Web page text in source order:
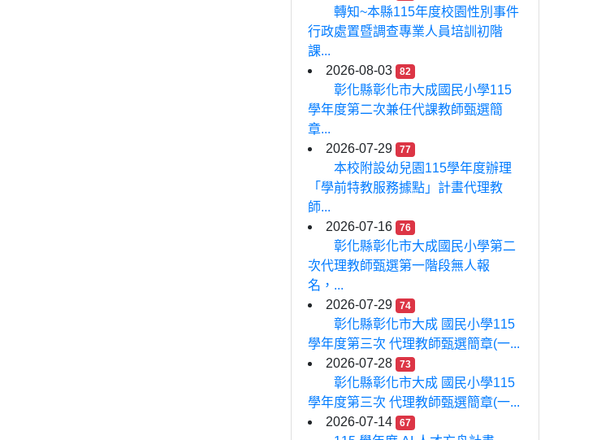
轉知~本縣115年度校園性別事件
行政處置暨調查專業人員培訓初階
課...
2026-08-03
82
彰化縣彰化市大成國民小學115
學年度第二次兼任代課教師甄選簡
章...
2026-07-29
77
本校附設幼兒園115學年度辦理
「學前特教服務據點」計畫代理教
師...
2026-07-16
76
彰化縣彰化市大成國民小學第二
次代理教師甄選第一階段無人報
名，...
2026-07-29
74
彰化縣彰化市大成 國民小學115
學年度第三次 代理教師甄選簡章(一...
2026-07-28
73
彰化縣彰化市大成 國民小學115
學年度第三次 代理教師甄選簡章(一...
2026-07-14
67